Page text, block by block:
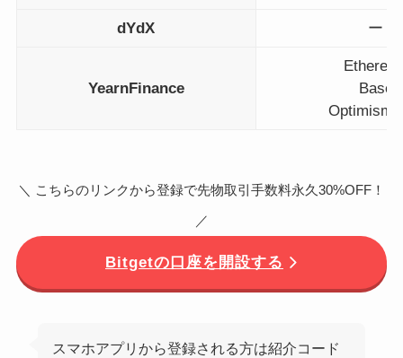
dYdX ー
YearnFinance
Base
Optimism
＼ こちらのリンクから登録で先物取引手数料永久30%OFF！
／
Bitgetの口座を開設する
スマホアプリから登録される方は紹介コード